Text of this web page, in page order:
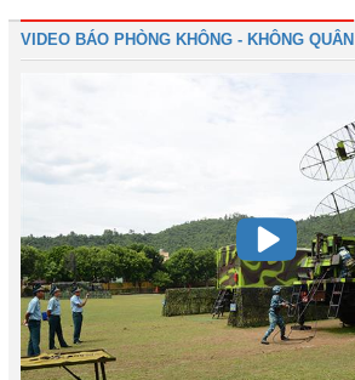
VIDEO BÁO PHÒNG KHÔNG - KHÔNG QUÂN